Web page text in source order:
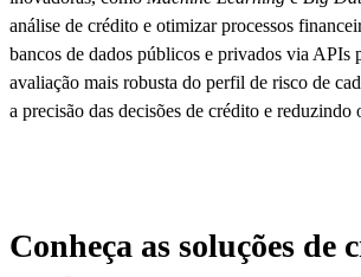
análise de crédito e otimizar processos
bancos de dados públicos e privados via APIs
avaliação mais robusta do perfil de risco de
a precisão das decisões de crédito e reduzindo
Conheça as soluções de